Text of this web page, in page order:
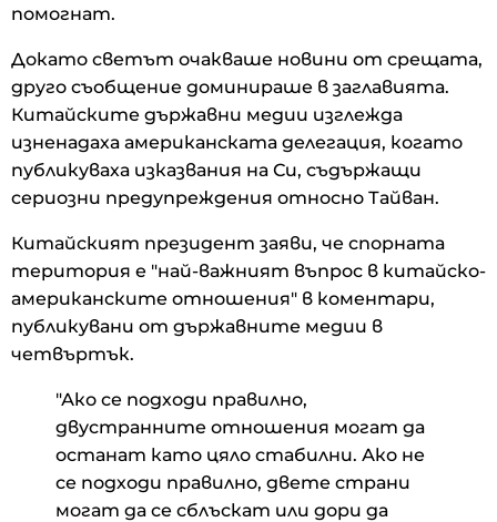
помогнат.
Докато светът очакваше новини от срещата,
друго съобщение доминираше в заглавията.
Китайските държавни медии изглежда
изненадаха американската делегация, когато
публикуваха изказвания на Си, съдържащи
сериозни предупреждения относно Тайван.
Китайският президент заяви, че спорната
територия е "най-важният въпрос в китайско-
американските отношения" в коментари,
публикувани от държавните медии в
четвъртък.
"Ако се подходи правилно,
двустранните отношения могат да
останат като цяло стабилни. Ако не
се подходи правилно, двете страни
могат да се сблъскат или дори да